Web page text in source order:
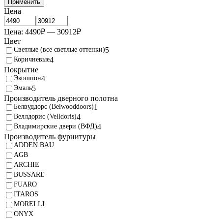
Применить
Цена
Цена: 4490₽ — 30912₽
Цвет
Светлые (все светлые оттенки)5
Коричневые4
Покрытие
Экошпон4
Эмаль5
Производитель дверного полотна
Белвуддорс (Belwooddoors)1
Веллдорис (Velldoris)4
Владимирские двери (ВФД)4
Производитель фурнитуры
ADDEN BAU
AGB
ARCHIE
BUSSARE
FUARO
ITAROS
MORELLI
ONYX